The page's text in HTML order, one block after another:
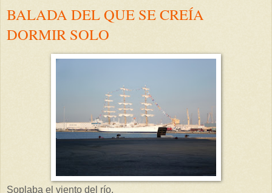
BALADA DEL QUE SE CREÍA
DORMIR SOLO
Soplaba el viento del río.